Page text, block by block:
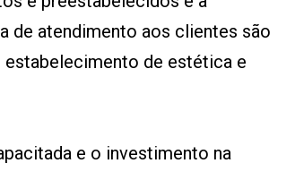
de atendimento aos clientes são
estabelecimento de estética e
e o investimento na